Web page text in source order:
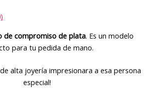
de compromiso de plata. Es un modelo
para tu pedida de mano.
alta joyería impresionara a esa persona
especial!